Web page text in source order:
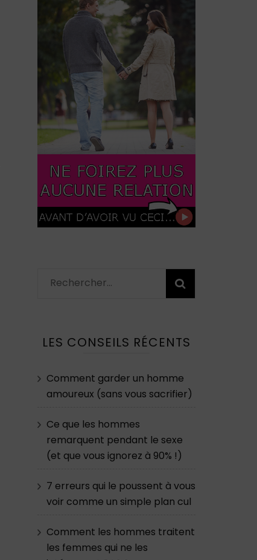
Rechercher :
LES CONSEILS RÉCENTS
Comment garder un homme
amoureux (sans vous sacrifier)
Ce que les hommes
remarquent pendant le sexe
(et que vous ignorez à 90% !)
7 erreurs qui le poussent à vous
voir comme un simple plan cul
Comment les hommes traitent
les femmes qui ne les